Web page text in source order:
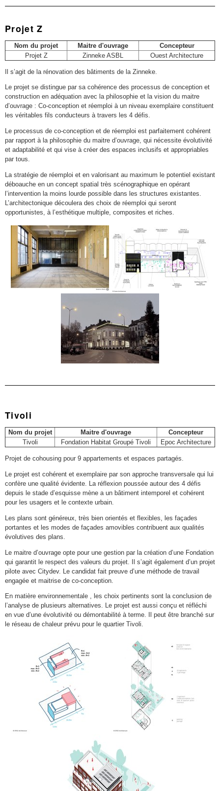
Projet Z
Nom du projet Maitre d'ouvrage
Concepteur
Projet Z
Zinneke ASBL Ouest Architecture
Il s’agit de la rénovation des bâtiments de la Zinneke.
Le projet se distingue par sa cohérence des processus de conception et
construction en adéquation avec la philosophie et la vision du maitre
d’ouvrage : Co-conception et réemploi à un niveau exemplaire constituent
les véritables fils conducteurs à travers les 4 défis.
Le processus de co-conception et de réemploi est parfaitement cohérent
par rapport à la philosophie du maitre d’ouvrage, qui nécessite évolutivité
et adaptabilité et qui vise à créer des espaces inclusifs et appropriables
par tous.
La stratégie de réemploi et en valorisant au maximum le potentiel existant
déboauche en un concept spatial très scénographique en opérant
l’intervention la moins lourde possible dans les structures existantes.
L’architectonique découlera des choix de réemploi qui seront
opportunistes, à l’esthétique multiple, composites et riches.
Tivoli
Nom du projet Maitre d'ouvrage
Concepteur
Tivoli
Fondation Habitat Groupé Tivoli Epoc Architecture
Projet de cohousing pour 9 appartements et espaces partagés.
Le projet est cohérent et exemplaire par son approche transversale qui lui
confère une qualité évidente. La réflexion poussée autour des 4 défis
depuis le stade d’esquisse mène a un bâtiment intemporel et cohérent
pour les usagers et le contexte urbain.
Les plans sont généreux, très bien orientés et flexibles, les façades
portantes et les modes de façades amovibles contribuent aux qualités
évolutives des plans.
Le maitre d’ouvrage opte pour une gestion par la création d’une Fondation
qui garantit le respect des valeurs du projet. Il s’agit également d’un projet
pilote avec Citydev. Le candidat fait preuve d’une méthode de travail
engagée et maitrise de co-conception.
En matière environnementale , les choix pertinents sont la conclusion de
l’analyse de plusieurs alternatives. Le projet est aussi conçu et réfléchi
en vue d’une évolutivité ou démontabilité à terme. Il peut être branché sur
le réseau de chaleur prévu pour le quartier Tivoli.